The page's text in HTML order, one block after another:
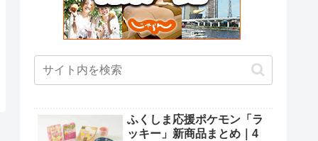
ふくしま応援ポケモン「ラ
ッキー」新商品まとめ｜4